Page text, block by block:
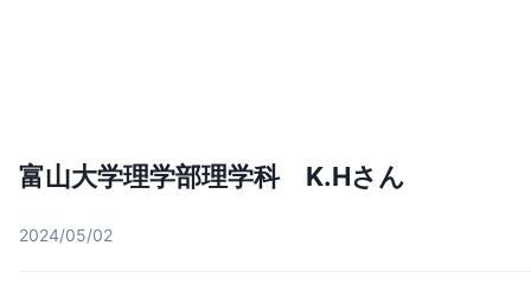
富山大学理学部理学科 K.Hさん
2024/05/02